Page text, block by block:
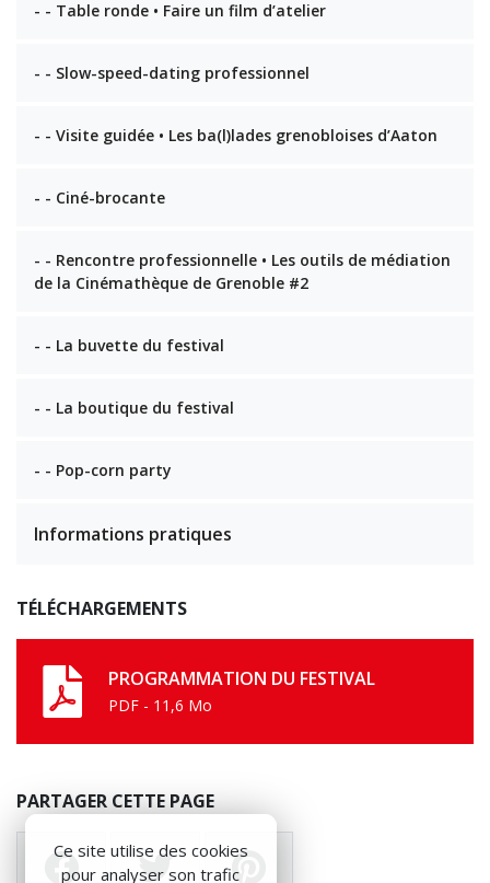
- - Table ronde • Faire un film d’atelier
- - Slow-speed-dating professionnel
- - Visite guidée • Les ba(l)lades grenobloises d’Aaton
- - Ciné-brocante
- - Rencontre professionnelle • Les outils de médiation
de la Cinémathèque de Grenoble #2
- - La buvette du festival
- - La boutique du festival
- - Pop-corn party
Informations pratiques
TÉLÉCHARGEMENTS
PROGRAMMATION DU FESTIVAL
PDF - 11,6 Mo
PARTAGER CETTE PAGE
Ce site utilise des cookies
pour analyser son trafic